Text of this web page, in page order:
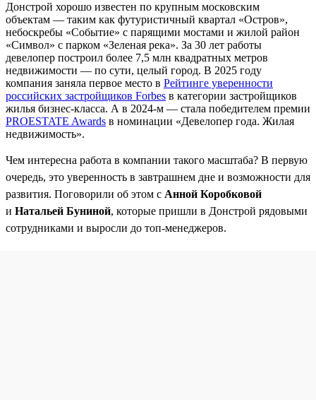
Донстрой хорошо известен по крупным московским
объектам — таким как футуристичный квартал «Остров»,
небоскребы «Событие» с парящими мостами и жилой район
«Символ» с парком «Зеленая река». За 30 лет работы
девелопер построил более 7,5 млн квадратных метров
недвижимости — по сути, целый город. В 2025 году
компания заняла первое место в Рейтинге уверенности
российских застройщиков Forbes в категории застройщиков
жилья бизнес-класса. А в 2024-м — стала победителем премии
PROESTATE Awards в номинации «Девелопер года. Жилая
недвижимость».
Чем интересна работа в компании такого масштаба? В первую
очередь, это уверенность в завтрашнем дне и возможности для
развития. Поговорили об этом с Анной Коробковой
и Натальей Буниной, которые пришли в Донстрой рядовыми
сотрудниками и выросли до топ-менеджеров.